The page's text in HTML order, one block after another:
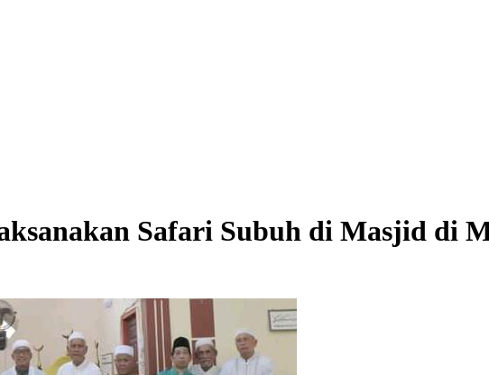
Safari Subuh di Masjid di